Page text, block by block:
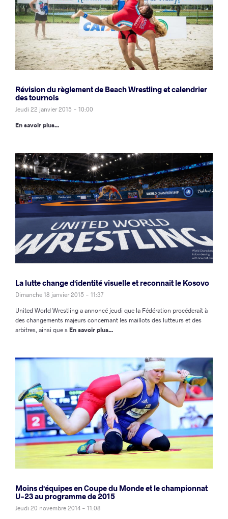
Révision du règlement de Beach Wrestling et calendrier
des tournois
Jeudi 22 janvier 2015 - 10:00
En savoir plus...
La lutte change d'identité visuelle et reconnait le Kosovo
Dimanche 18 janvier 2015 - 11:37
United World Wrestling a annoncé jeudi que la Fédération procéderait à
des changements majeurs concernant les maillots des lutteurs et des
arbitres, ainsi que sEn savoir plus...
Moins d'équipes en Coupe du Monde et le championnat
U-23 au programme de 2015
Jeudi 20 novembre 2014 - 11:08